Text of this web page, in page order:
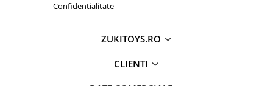
Confidentialitate
ZUKITOYS.RO
CLIENTI